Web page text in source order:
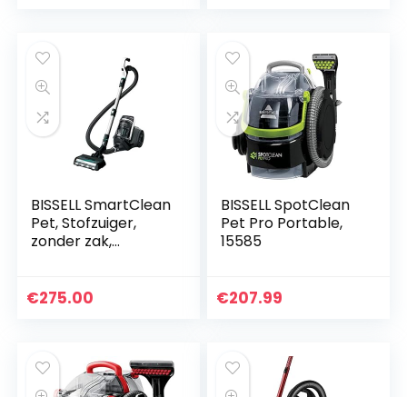
BISSELL SmartClean
Pet, Stofzuiger,
zonder zak,
ideaal voor
€275.00
BISSELL SpotClean
Pet Pro Portable,
15585
€207.99